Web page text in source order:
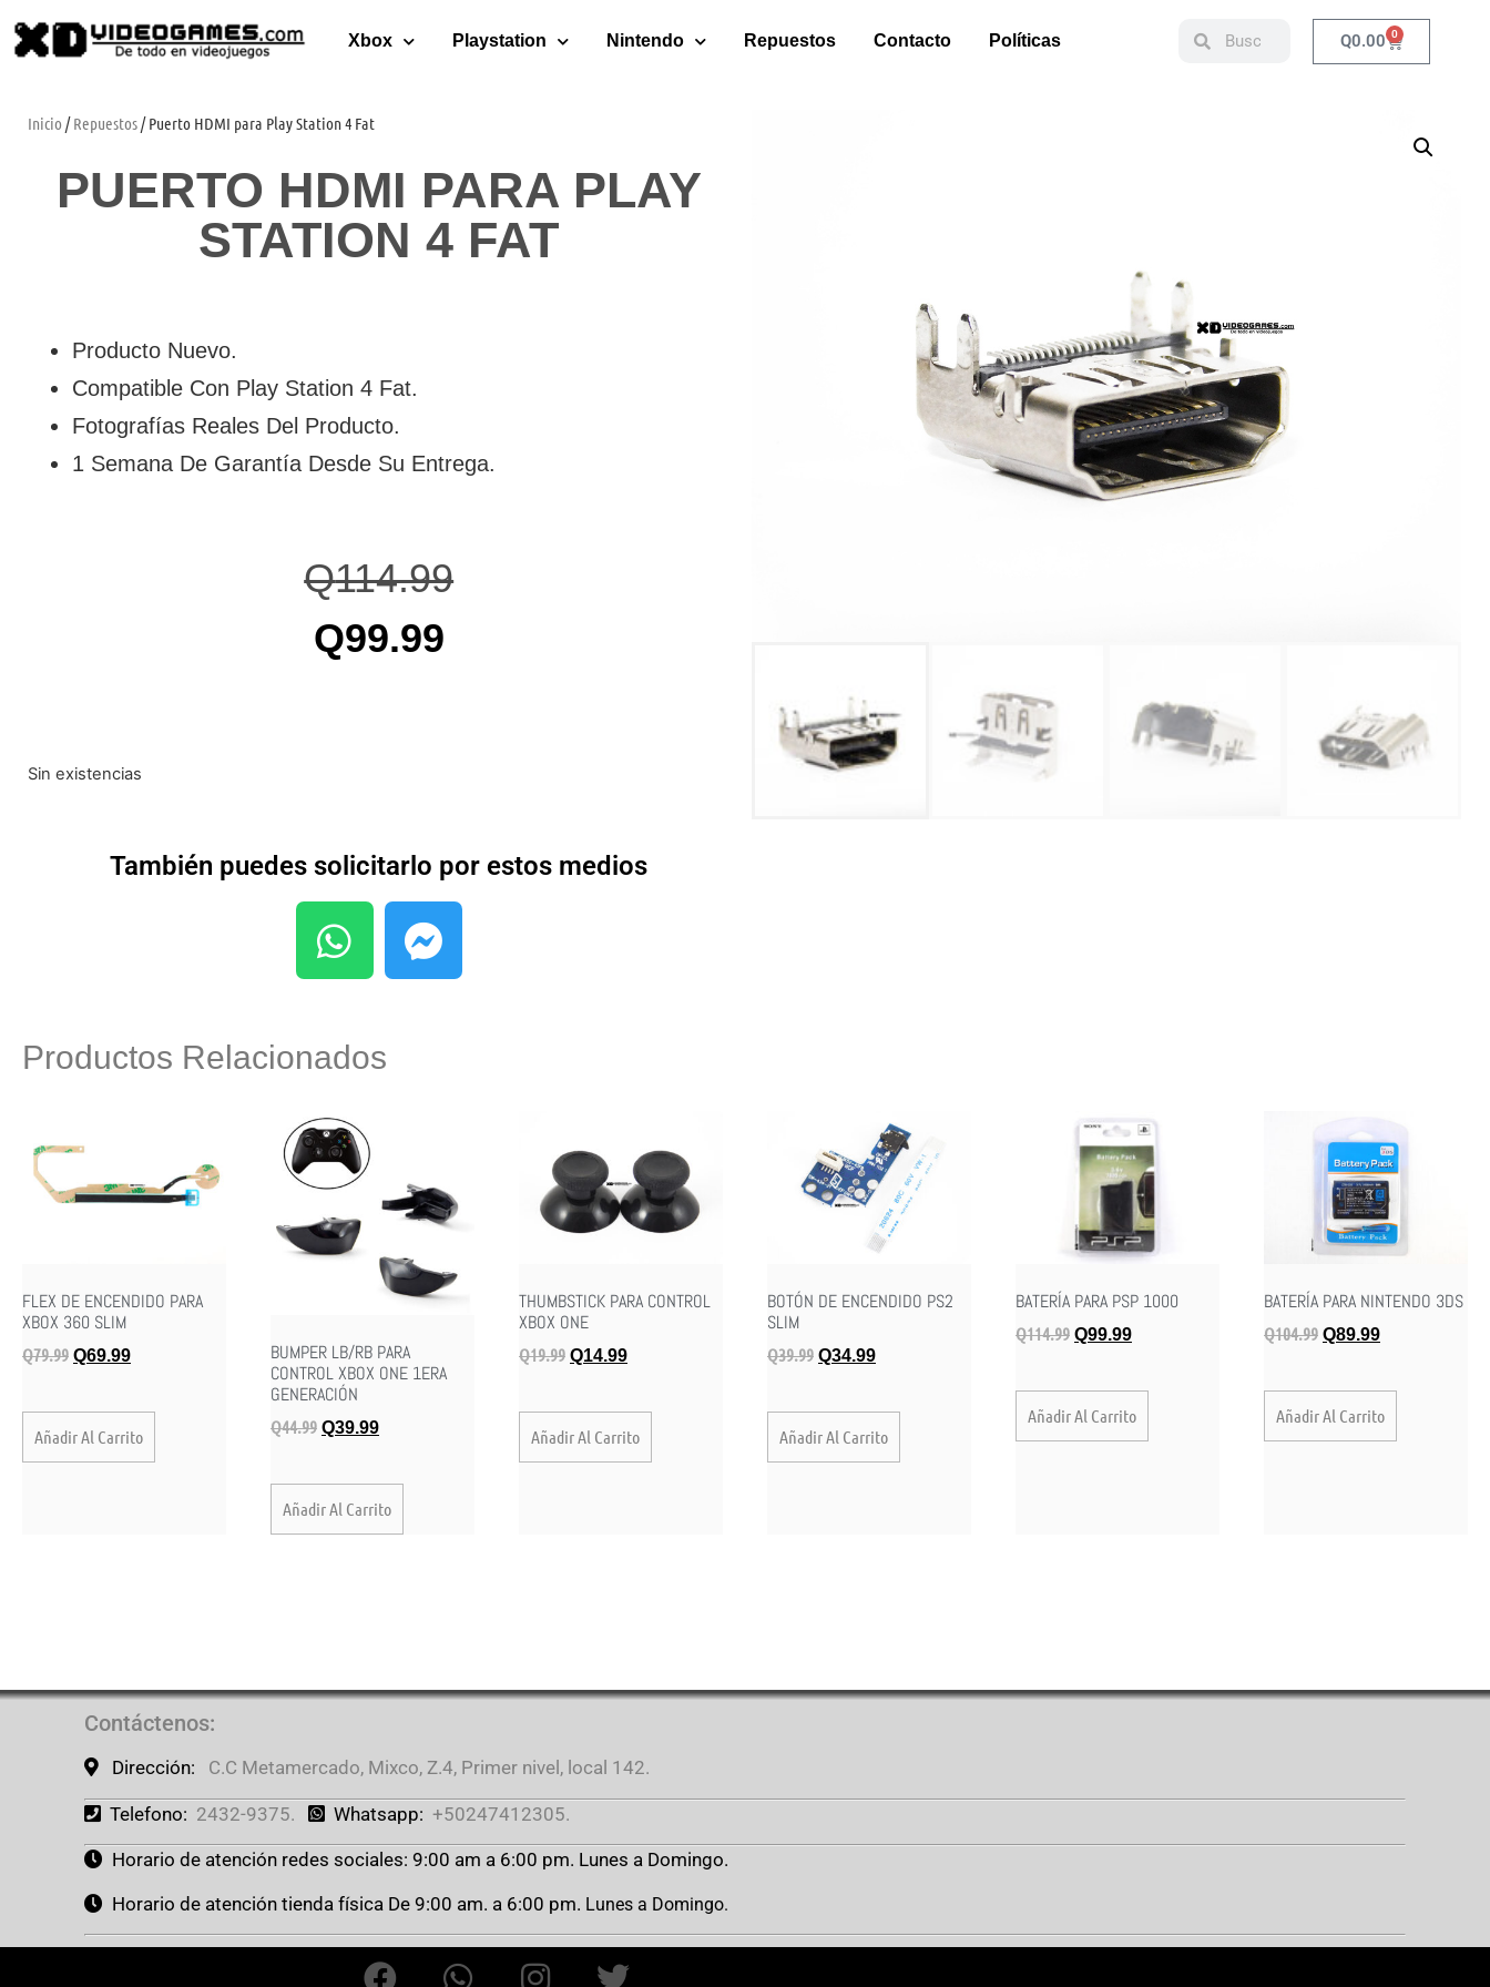
Xbox Playstation Nintendo Repuestos Contacto Políticas Q0.00 0
Inicio /Repuestos/ Puerto HDMI para Play Station 4 Fat
PUERTO HDMI PARA PLAY
STATION 4 FAT
Producto Nuevo.
Compatible Con Play Station 4 Fat.
Fotografías Reales Del Producto.
1 Semana De Garantía Desde Su Entrega.
Q114.99
Q99.99
Sin existencias
También puedes solicitarlo por estos medios
Productos Relacionados
FLEX DE ENCENDIDO PARA
XBOX 360 SLIM
Q79.99 Q69.99
Añadir Al Carrito
BUMPER LB/RB PARA
CONTROL XBOX ONE 1ERA
GENERACIÓN
Q44.99 Q39.99
Añadir Al Carrito
THUMBSTICK PARA CONTROL
XBOX ONE
Q19.99 Q14.99
Añadir Al Carrito
BOTÓN DE ENCENDIDO PS2
SLIM
Q39.99 Q34.99
Añadir Al Carrito
BATERÍA PARA PSP 1000
Q114.99 Q99.99
Añadir Al Carrito
BATERÍA PARA NINTENDO 3DS
Q104.99 Q89.99
Añadir Al Carrito
Contáctenos:
Dirección: C.C Metamercado, Mixco, Z.4, Primer nivel, local 142.
Telefono: 2432-9375. Whatsapp: +50247412305.
Horario de atención redes sociales: 9:00 am a 6:00 pm. Lunes a Domingo.
Horario de atención tienda física De 9:00 am. a 6:00 pm. Lunes a Domingo.